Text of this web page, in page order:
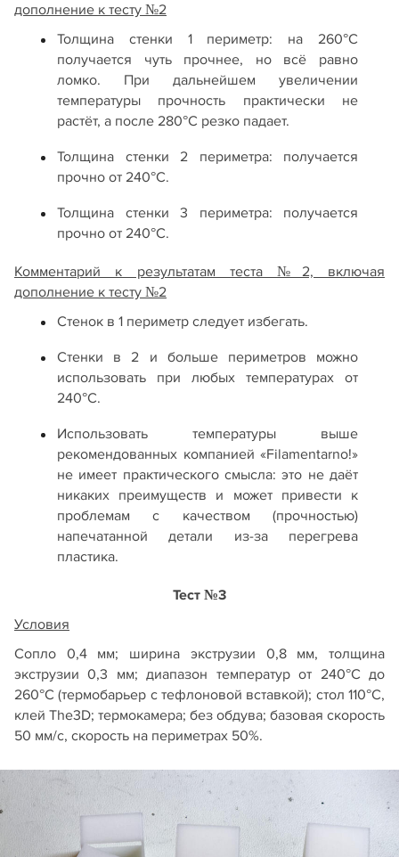
дополнение к тесту №2
Толщина стенки 1 периметр: на 260°С
получается чуть прочнее, но всё равно
ломко. При дальнейшем увеличении
температуры прочность практически не
растёт, а после 280°C резко падает.
Толщина стенки 2 периметра: получается
прочно от 240°С.
Толщина стенки 3 периметра: получается
прочно от 240°С.
Комментарий к результатам теста №2, включая
дополнение к тесту №2
Стенок в 1 периметр следует избегать.
Стенки в 2 и больше периметров можно
использовать при любых температурах от
240°С.
Использовать температуры выше
рекомендованных компанией «Filamentarno!»
не имеет практического смысла: это не даёт
никаких преимуществ и может привести к
проблемам с качеством (прочностью)
напечатанной детали из-за перегрева
пластика.
Тест №3
Условия
Сопло 0,4 мм; ширина экструзии 0,8 мм, толщина
экструзии 0,3 мм; диапазон температур от 240°С до
260°С (термобарьер с тефлоновой вставкой); стол 110°С,
клей The3D; термокамера; без обдува; базовая скорость
50 мм/с, скорость на периметрах 50%.